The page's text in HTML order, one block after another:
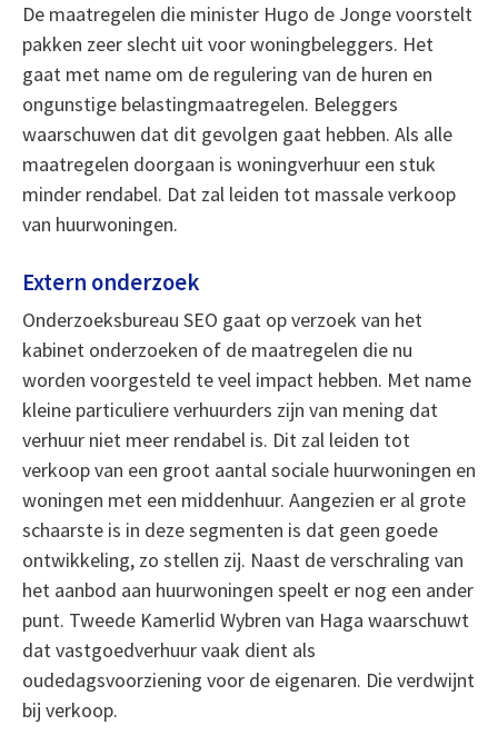
De maatregelen die minister Hugo de Jonge voorstelt
pakken zeer slecht uit voor woningbeleggers. Het
gaat met name om de regulering van de huren en
ongunstige belastingmaatregelen. Beleggers
waarschuwen dat dit gevolgen gaat hebben. Als alle
maatregelen doorgaan is woningverhuur een stuk
minder rendabel. Dat zal leiden tot massale verkoop
van huurwoningen.
Extern onderzoek
Onderzoeksbureau SEO gaat op verzoek van het
kabinet onderzoeken of de maatregelen die nu
worden voorgesteld te veel impact hebben. Met name
kleine particuliere verhuurders zijn van mening dat
verhuur niet meer rendabel is. Dit zal leiden tot
verkoop van een groot aantal sociale huurwoningen en
woningen met een middenhuur. Aangezien er al grote
schaarste is in deze segmenten is dat geen goede
ontwikkeling, zo stellen zij. Naast de verschraling van
het aanbod aan huurwoningen speelt er nog een ander
punt. Tweede Kamerlid Wybren van Haga waarschuwt
dat vastgoedverhuur vaak dient als
oudedagsvoorziening voor de eigenaren. Die verdwijnt
bij verkoop.